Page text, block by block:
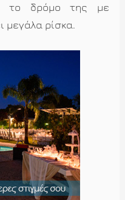
το δρόμο της με
μεγάλα ρίσκα.